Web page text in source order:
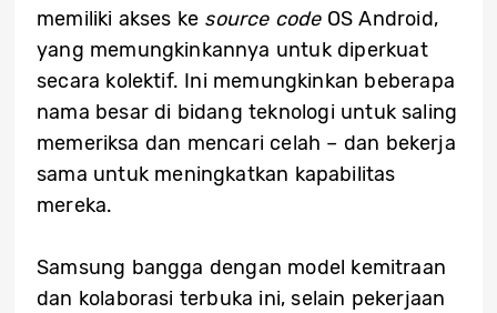
memiliki akses ke source codeOS Android,
yang memungkinkannya untuk diperkuat
secara kolektif. Ini memungkinkan beberapa
nama besar di bidang teknologi untuk saling
memeriksa dan mencari celah – dan bekerja
sama untuk meningkatkan kapabilitas
mereka.
Samsung bangga dengan model kemitraan
dan kolaborasi terbuka ini, selain pekerjaan